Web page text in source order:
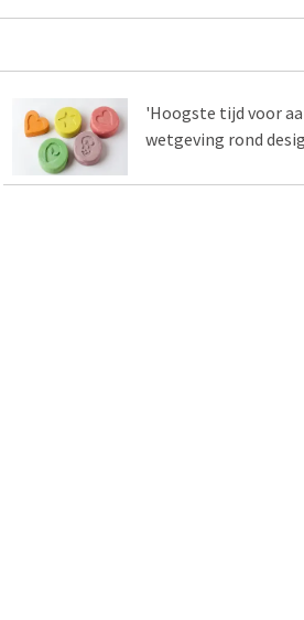
'Hoogste tijd voor
wetgeving rond